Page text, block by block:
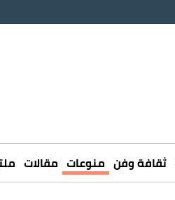
ثقافة وفن منوعات مقالات